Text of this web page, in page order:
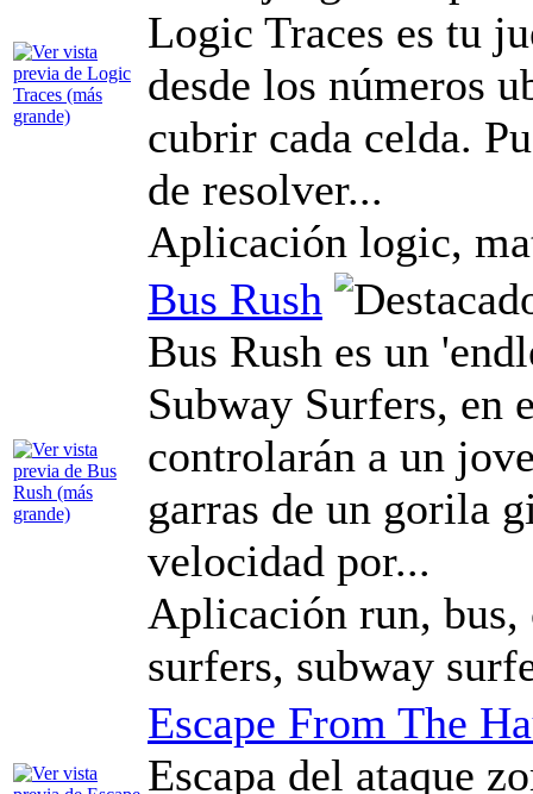
Logic Traces es tu
desde los números
cubrir cada celda.
de resolver...
Aplicación logic,
Bus Rush
Bus Rush es un
Subway Surfers, en
controlarán a un
garras de un gorila
velocidad por...
Aplicación run, bus,
surfers, subway
Escape From The
Escapa del ataque